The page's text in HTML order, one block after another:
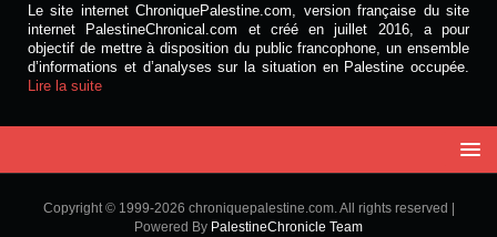
Le site internet ChroniquePalestine.com, version française du site
internet PalestineChronical.com et créé en juillet 2016, a pour
objectif de mettre à disposition du public francophone, un ensemble
d’informations et d’analyses sur la situation en Palestine occupée.
Lire la suite
Copyright © 1999-2026 chroniquepalestine.com. All rights reserved |
Powered By PalestineChronicle Team